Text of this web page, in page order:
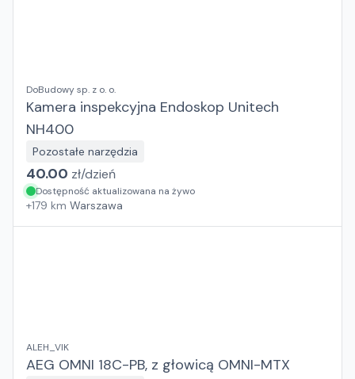
DoBudowy sp. z o. o.
Kamera inspekcyjna Endoskop Unitech
NH400
Pozostałe narzędzia
40.00 zł/dzień
Dostępność aktualizowana na żywo
+179 km Warszawa
ALEH_VIK
AEG OMNI 18C-PB, z głowicą OMNI-MTX